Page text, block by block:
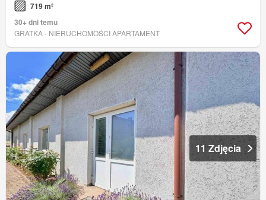
719 m²
30+ dni temu
GRATKA - NIERUCHOMOŚCI APARTAMENT
11 Zdjęcia